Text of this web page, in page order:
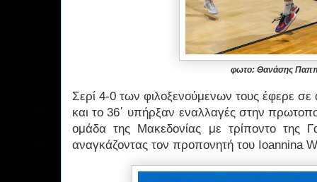
φωτο: Θανάσης
Σερί 4-0 των φιλοξενούμενων τους έφερε
και το 36΄ υπήρξαν εναλλαγές στην
ομάδα της Μακεδονίας με τρίποντο της
αναγκάζοντας τον προπονητή του Ioannina